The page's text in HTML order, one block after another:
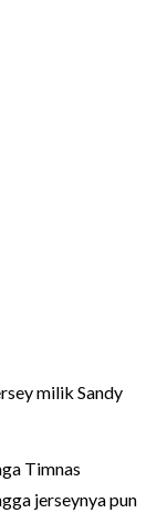
milik Sandy
Timnas
jerseynya pun